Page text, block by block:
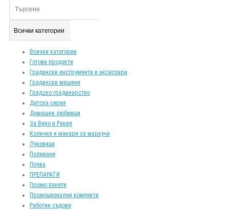
Всички категории
Всички категории
Готови продукти
Градински инструменти и аксесоари
Градински машини
Градско градинарство
Детска серия
Домашни любимци
За Вино и Ракия
Колички и макари за маркучи
Луковици
Поливане
Почва
ПРЕПАРАТИ
Промо пакети
Промоционални компекти
Работни съдове